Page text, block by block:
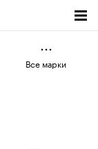
Все марки